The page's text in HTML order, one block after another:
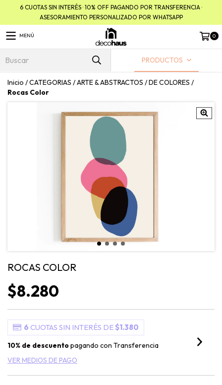
6 CUOTAS SIN INTERÉS · 10% OFF PAGANDO POR TRANSFERENCIA ·
ASESORAMIENTO PERSONALIZADO POR WHATSAPP
MENÚ 0
PRODUCTOS
Inicio /CATEGORIAS /ARTE & ABSTRACTOS /DE COLORES /
Rocas Color
ROCAS COLOR
$8.280
6 CUOTAS SIN INTERÉS DE$1.380
10% de descuentopagando con Transferencia
VER MEDIOS DE PAGO